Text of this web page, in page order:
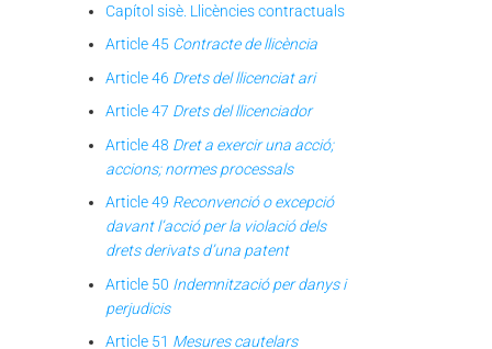
Capítol sisè. Llicències contractuals
Article 45 Contracte de llicència
Article 46 Drets del llicenciat ari
Article 47 Drets del llicenciador
Article 48 Dret a exercir una acció;
accions; normes processals
Article 49 Reconvenció o excepció
davant l’acció per la violació dels
drets derivats d’una patent
Article 50 Indemnització per danys i
perjudicis
Article 51 Mesures cautelars